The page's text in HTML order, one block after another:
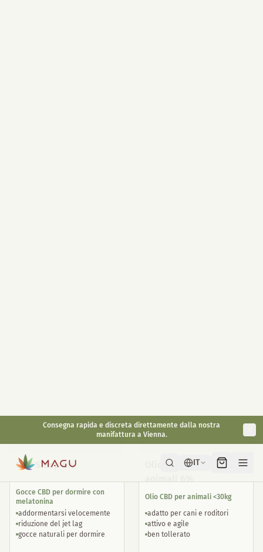
CBD Sleep 5%
Gocce CBD per dormire con
melatonina
addormentarsi velocemente
riduzione del jet lag
gocce naturali per dormire
Olio CBD per piccoli
animali 6%
Olio CBD per animali <30kg
adatto per cani e roditori
attivo e agile
ben tollerato